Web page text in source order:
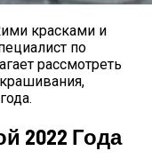
красками и
по
рассмотреть
2022 Года